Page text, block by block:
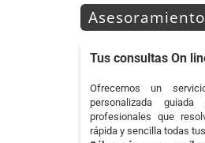
Asesoramiento
Tus consultas On
Ofrecemos un
personalizada guiada
profesionales que
rápida y sencilla todas